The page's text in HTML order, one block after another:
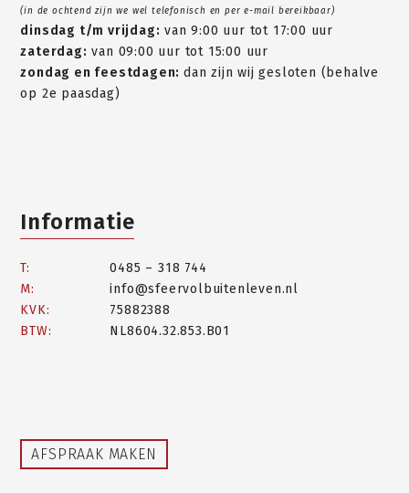
(in de ochtend zijn we wel telefonisch en per e-mail bereikbaar)
dinsdag t/m vrijdag: van 9:00 uur tot 17:00 uur
zaterdag: van 09:00 uur tot 15:00 uur
zondag en feestdagen:dan zijn wij gesloten (behalve
op 2e paasdag)
Informatie
T:
0485 – 318 744
M:
info@sfeervolbuitenleven.nl
KVK:
75882388
BTW:
NL8604.32.853.B01
AFSPRAAK MAKEN